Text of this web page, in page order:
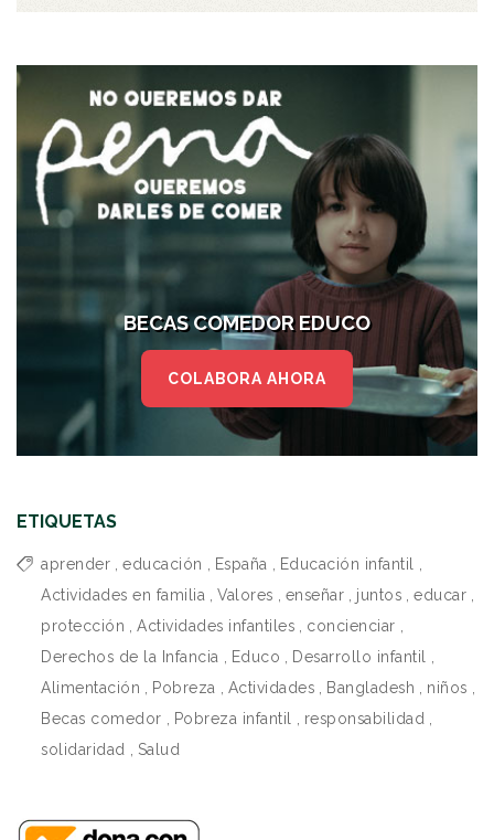
BECAS COMEDOR EDUCO
COLABORA AHORA
ETIQUETAS
aprender , educación , España , Educación infantil ,
Actividades en familia , Valores , enseñar , juntos , educar ,
protección , Actividades infantiles , concienciar ,
Derechos de la Infancia , Educo , Desarrollo infantil ,
Alimentación , Pobreza , Actividades , Bangladesh , niños ,
Becas comedor , Pobreza infantil , responsabilidad ,
solidaridad , Salud